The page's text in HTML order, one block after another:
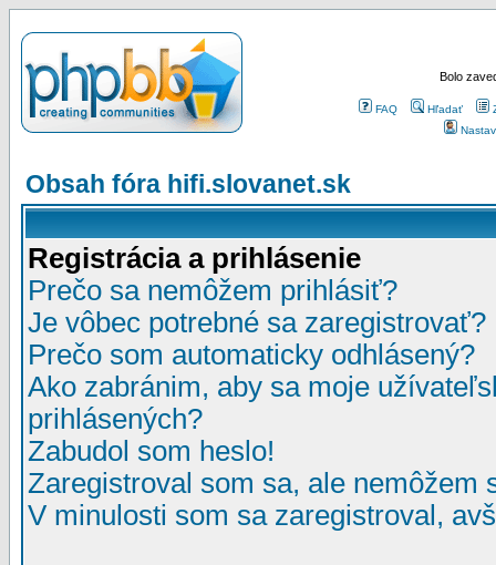
Bolo
FAQ Hľadať
Obsah fóra hifi.slovanet.sk
Registrácia a prihlásenie
Prečo sa nemôžem prihlásiť?
Je vôbec potrebné sa zaregistrovať?
Prečo som automaticky odhlásený?
Ako zabránim, aby sa moje
prihlásených?
Zabudol som heslo!
Zaregistroval som sa, ale nemôžem
V minulosti som sa zaregistroval,